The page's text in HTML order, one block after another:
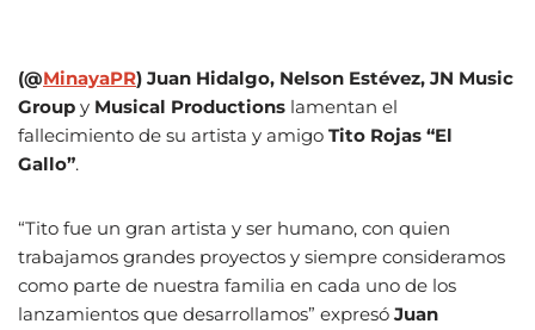
(@MinayaPR) Juan Hidalgo, Nelson Estévez, JN Music
Group y Musical Productions lamentan el
fallecimiento de su artista y amigo Tito Rojas “El
Gallo”.
“Tito fue un gran artista y ser humano, con quien
trabajamos grandes proyectos y siempre consideramos
como parte de nuestra familia en cada uno de los
lanzamientos que desarrollamos” expresó Juan